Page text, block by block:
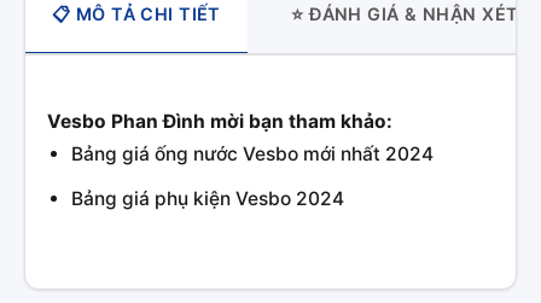
📋 MÔ TẢ CHI TIẾT ⭐ ĐÁNH GIÁ & NHẬN XÉT
Vesbo Phan Đình mời bạn tham khảo:
Bảng giá ống nước Vesbo mới nhất 2024
Bảng giá phụ kiện Vesbo 2024